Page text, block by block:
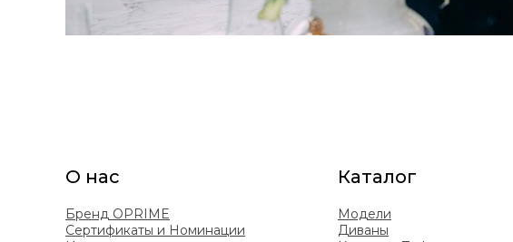
О нас
Бренд OPRIME
Сертификаты и Номинации
Каталог
Модели
Диваны